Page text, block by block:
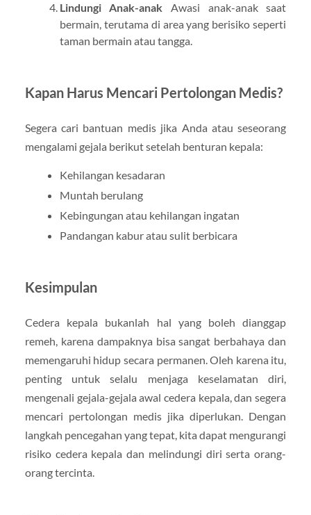
Lindungi Anak-anak Awasi anak-anak saat
bermain, terutama di area yang berisiko seperti
taman bermain atau tangga.
Kapan Harus Mencari Pertolongan Medis?
Segera cari bantuan medis jika Anda atau seseorang
mengalami gejala berikut setelah benturan kepala:
Kehilangan kesadaran
Muntah berulang
Kebingungan atau kehilangan ingatan
Pandangan kabur atau sulit berbicara
Kesimpulan
Cedera kepala bukanlah hal yang boleh dianggap
remeh, karena dampaknya bisa sangat berbahaya dan
memengaruhi hidup secara permanen. Oleh karena itu,
penting untuk selalu menjaga keselamatan diri,
mengenali gejala-gejala awal cedera kepala, dan segera
mencari pertolongan medis jika diperlukan. Dengan
langkah pencegahan yang tepat, kita dapat mengurangi
risiko cedera kepala dan melindungi diri serta orang-
orang tercinta.